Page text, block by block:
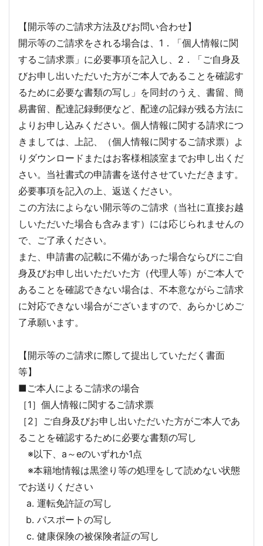
【開示等のご請求方法及びお問い合わせ】
開示等のご請求をされる場合は、1．「個人情報に関
するご請求票」に必要事項を記入し、2．「ご自身及
びお申し出いただいた方がご本人であることを確認す
るために必要な書類の写し」を同封のうえ、書留、簡
易書留、配達記録郵便など、配達の記録が残る方法に
よりお申し込みください。個人情報に関する請求につ
きましては、上記、（個人情報に関するご請求票）よ
りダウンロードまたはお客様相談室までお申し出くだ
さい。当社書式の申請書を送付させていただきます。
必要事項を記入の上、返送ください。
この方法によらない開示等のご請求（当社に直接お越
しいただいた場合も含みます）には応じられませんの
で、ご了承ください。
また、申請書の記載に不備があった場合ならびにご自
身及びお申し出いただいた方（代理人等）がご本人で
あることを確認できない場合は、不本意ながらご請求
に対応できない場合がございますので、あらかじめご
了承願います。
【開示等のご請求に際して提出していただく書面
等】
■ご本人によるご請求の場合
［1］個人情報に関するご請求票
［2］ご自身及びお申し出いただいた方がご本人であ
ることを確認するために必要な書類の写し
※以下、a～eのいずれか1点
※本籍地情報は黒塗り等の処理をして読めない状態
でお送りください
運転免許証の写し
パスポートの写し
健康保険の被保険者証の写し